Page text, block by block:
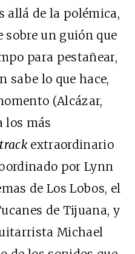
allá de la polémica,
sobre un guión que
para pestañear,
sabe lo que hace,
(Alcázar,
los más
extraordinario
por Lynn
de Los Lobos, el
de Tijuana, y
Michael